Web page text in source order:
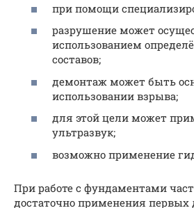
при помощи
разрушение может
использованием
составов;
демонтаж может быть
использовании взрыва;
для этой цели может
ультразвук;
возможно применение
При работе с фундаментами
достаточно применения первых